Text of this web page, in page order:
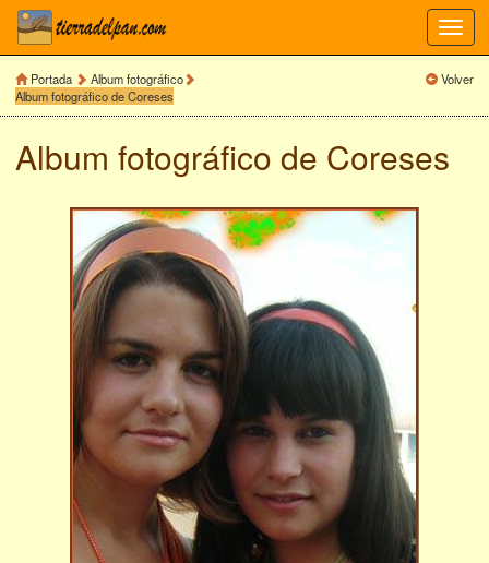
Portada
Album fotográfico
Album fotográfico de Coreses
Volver
Album fotográfico de Coreses